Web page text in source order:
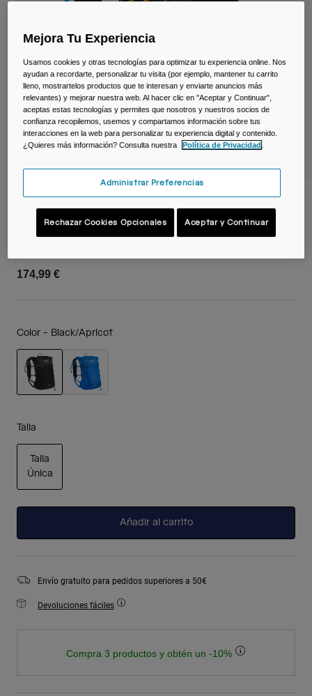
Bolsas Hidratación
Accessorios
Ver todo
Mochila de hidratación para senderismo
Octane™ 16 con depósito Fusion™ de 2L
174,99 €
Color - Black/Apricot
Talla
Talla
Única
Añadir al carrito
Envío gratuito para pedidos superiores a 50€
Devoluciones fáciles
Compra 3 productos y obtén un -10%
Mejora Tu Experiencia
Usamos cookies y otras tecnologías para optimizar tu experiencia online. Nos
ayudan a recordarte, personalizar tu visita (por ejemplo, mantener tu carrito
lleno, mostrartelos productos que te interesan y enviarte anuncios más
relevantes) y mejorar nuestra web. Al hacer clic en "Aceptar y Continuar",
aceptas estas tecnologías y permites que nosotros y nuestros socios de
confianza recopilemos, usemos y compartamos información sobre tus
interacciones en la web para personalizar tu experiencia digital y contenido.
¿Quieres más información? Consulta nuestra
Política de Privacidad
Administrar Preferencias
Rechazar Cookies Opcionales Aceptar y Continuar